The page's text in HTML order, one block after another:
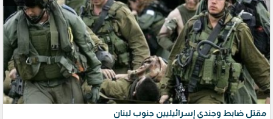
مقتل ضابط وجندي إسرائيليين جنوب لبنان